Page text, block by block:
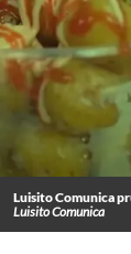
Luisito Comunica
Luisito Comunica